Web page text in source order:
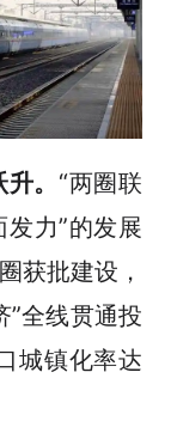
。 “两圈联
力”的发展
获批建设，
”全线贯通投
城镇化率达